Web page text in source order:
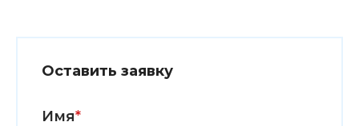
Оставить заявку
Имя*